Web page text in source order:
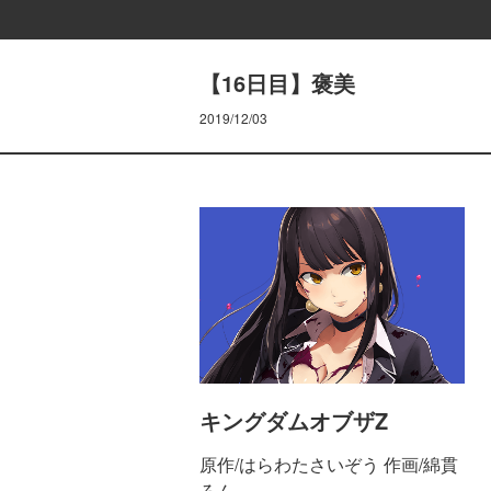
【16日目】褒美
2019/12/03
キングダムオブザZ
原作/はらわたさいぞう 作画/綿貫